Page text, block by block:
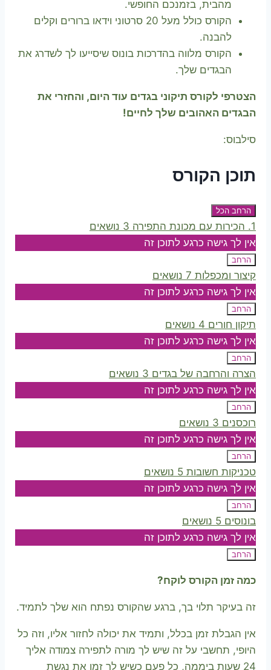
מהבית, בזמנכם החופשי.
הקורס כולל מעל 20 סרטוני וידאו ברורים וקלים
להבנה.
הקורס מלווה בהדרכות בונוס שיסייעו לך לשדרג את
הבגדים שלך.
הצטרפי לקורס תיקוני בגדים עוד היום, והחזרי את
הבגדים האהובים שלך לחיים!
סילבוס:
תוכן הקורס
הרחב הכל
שיעורים
1. הכירות עם מכונת התפירה
3 נושאים
אין לך גישה כרגע לתוכן זה
הרחב
1.
הכירות
עם
מכונת
התפירה
קיצור ומכפלות 7 נושאים
אין לך גישה כרגע לתוכן זה
הרחב
קיצור
ומכפלות
תיקון חורים 4 נושאים
אין לך גישה כרגע לתוכן זה
הרחב
תיקון
חורים
הצרה והרחבה של בגדים 3 נושאים
אין לך גישה כרגע לתוכן זה
הרחב
הצרה
והרחבה
של
בגדים
רוכסנים 3 נושאים
אין לך גישה כרגע לתוכן זה
הרחב
רוכסנים
טכניקות חשובות 5 נושאים
אין לך גישה כרגע לתוכן זה
הרחב
טכניקות
חשובות
בונוסים 5 נושאים
אין לך גישה כרגע לתוכן זה
הרחב
בונוסים
כמה זמן הקורס לוקח?
זה בעיקר תלוי בך, ברגע שהקורס נפתח הוא שלך לתמיד.
אין הגבלת זמן בכלל, ותמיד את יכולה לחזור אליו, וזה כל
היופי, תחשבי על זה שיש לך מורה לתפירה צמודה אליך
24 שעות ביממה, כל פעם כשיש לך זמן את נגשת